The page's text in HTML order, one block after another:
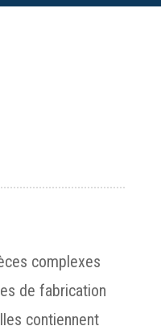
complexes
de fabrication
contiennent